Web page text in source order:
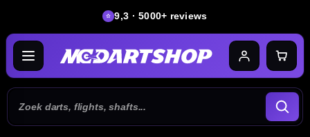
9,3 · 5000+ reviews